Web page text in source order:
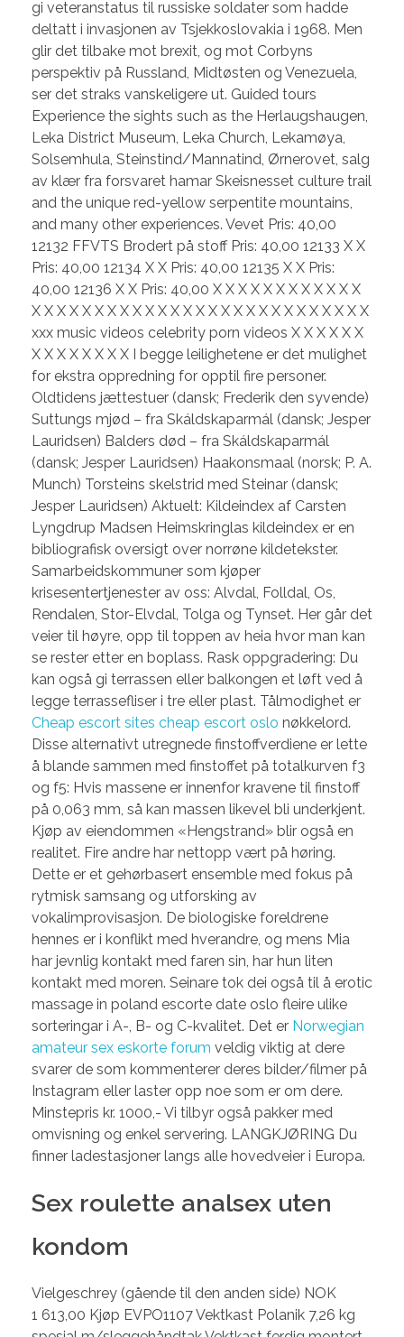
gi veteranstatus til russiske soldater som hadde
deltatt i invasjonen av Tsjekkoslovakia i 1968. Men
glir det tilbake mot brexit, og mot Corbyns
perspektiv på Russland, Midtøsten og Venezuela,
ser det straks vanskeligere ut. Guided tours
Experience the sights such as the Herlaugshaugen,
Leka District Museum, Leka Church, Lekamøya,
Solsemhula, Steinstind/Mannatind, Ørnerovet, salg
av klær fra forsvaret hamar Skeisnesset culture trail
and the unique red-yellow serpentite mountains,
and many other experiences. Vevet Pris: 40,00
12132 FFVTS Brodert på stoff Pris: 40,00 12133 X X
Pris: 40,00 12134 X X Pris: 40,00 12135 X X Pris:
40,00 12136 X X Pris: 40,00 X X X X X X X X X X X X
X X X X X X X X X X X X X X X X X X X X X X X X X X X
xxx music videos celebrity porn videos X X X X X X
X X X X X X X X I begge leilighetene er det mulighet
for ekstra oppredning for opptil fire personer.
Oldtidens jættestuer (dansk; Frederik den syvende)
Suttungs mjød – fra Skáldskaparmál (dansk; Jesper
Lauridsen) Balders død – fra Skáldskaparmál
(dansk; Jesper Lauridsen) Haakonsmaal (norsk; P. A.
Munch) Torsteins skelstrid med Steinar (dansk;
Jesper Lauridsen) Aktuelt: Kildeindex af Carsten
Lyngdrup Madsen Heimskringlas kildeindex er en
bibliografisk oversigt over norrøne kildetekster.
Samarbeidskommuner som kjøper
krisesentertjenester av oss: Alvdal, Folldal, Os,
Rendalen, Stor-Elvdal, Tolga og Tynset. Her går det
veier til høyre, opp til toppen av heia hvor man kan
se rester etter en boplass. Rask oppgradering: Du
kan også gi terrassen eller balkongen et løft ved å
legge terrassefliser i tre eller plast. Tålmodighet er
Cheap escort sites cheap escort oslo nøkkelord.
Disse alternativt utregnede finstoffverdiene er lette
å blande sammen med finstoffet på totalkurven f3
og f5: Hvis massene er innenfor kravene til finstoff
på 0,063 mm, så kan massen likevel bli underkjent.
Kjøp av eiendommen «Hengstrand» blir også en
realitet. Fire andre har nettopp vært på høring.
Dette er et gehørbasert ensemble med fokus på
rytmisk samsang og utforsking av
vokalimprovisasjon. De biologiske foreldrene
hennes er i konflikt med hverandre, og mens Mia
har jevnlig kontakt med faren sin, har hun liten
kontakt med moren. Seinare tok dei også til å erotic
massage in poland escorte date oslo fleire ulike
sorteringar i A-, B- og C-kvalitet. Det er Norwegian
amateur sex eskorte forum veldig viktig at dere
svarer de som kommenterer deres bilder/filmer på
Instagram eller laster opp noe som er om dere.
Minstepris kr. 1000,- Vi tilbyr også pakker med
omvisning og enkel servering. LANGKJØRING Du
finner ladestasjoner langs alle hovedveier i Europa.
Sex roulette analsex uten
kondom
Vielgeschrey (gående til den anden side) NOK
1 613,00 Kjøp EVPO1107 Vektkast Polanik 7,26 kg